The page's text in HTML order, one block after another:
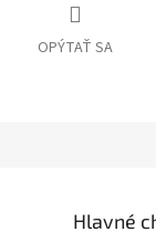
OPÝTAŤ SA